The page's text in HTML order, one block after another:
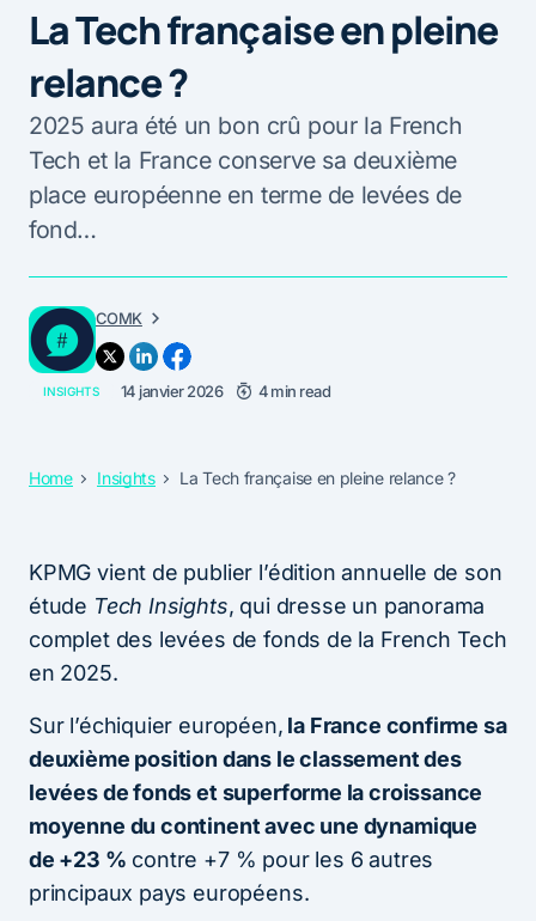
La Tech française en pleine
relance ?
2025 aura été un bon crû pour la French
Tech et la France conserve sa deuxième
place européenne en terme de levées de
fond…
COMK
INSIGHTS 14 janvier 2026 4 min read
Home Insights La Tech française en pleine relance ?
KPMG vient de publier l’édition annuelle de son
étude Tech Insights, qui dresse un panorama
complet des levées de fonds de la French Tech
en 2025.
Sur l’échiquier européen, la France confirme sa
deuxième position dans le classement des
levées de fonds et superforme la croissance
moyenne du continent avec une dynamique
de +23 % contre +7 % pour les 6 autres
principaux pays européens.